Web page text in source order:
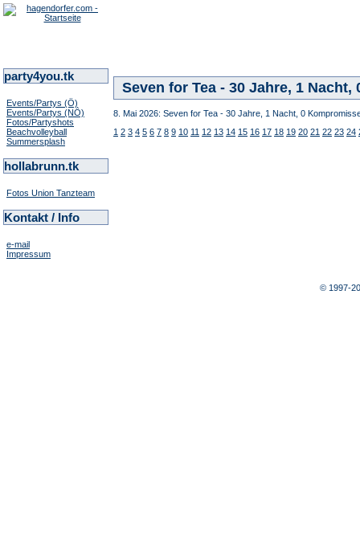
party4you.tk
Events/Partys (Ö)
Events/Partys (NÖ)
Fotos/Partyshots
Beachvolleyball
Summersplash
hollabrunn.tk
Fotos Union Tanzteam
Kontakt / Info
e-mail
Impressum
Seven for Tea - 30 Jahre, 1
8. Mai 2026: Seven for Tea - 30 Jahre, 1 Nacht, 0
1 2 3 4 5 6 7 8 9 10 11 12 13 14 15 16 17 18 19 20 21 22 23 24
© 1997-